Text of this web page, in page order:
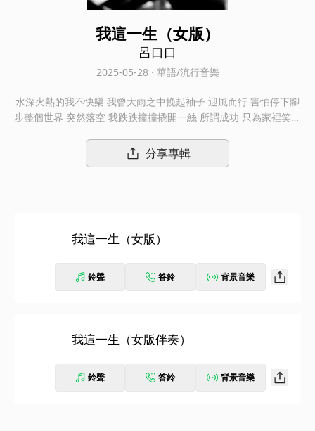
我這一生（女版）
呂口口
2025-05-28 · 華語/流行音樂
水深火熱的我不快樂 我曾大雨之中挽起袖子 迎風而行 害怕停下腳
步整個世界 突然落空 我跌跌撞撞撬開一絲 所謂成功 只為家裡笑聲
分享專輯
我這一生（女版）
鈴聲 答鈴 背景音樂
我這一生（女版伴奏）
鈴聲 答鈴 背景音樂